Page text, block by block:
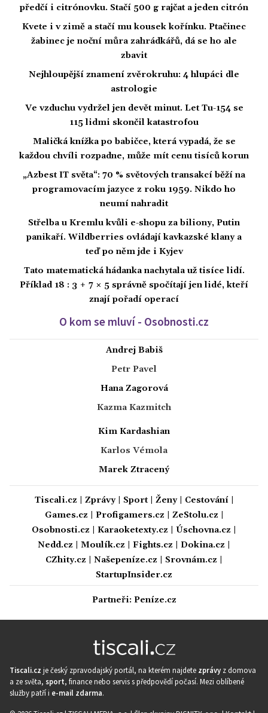
předčí i citrónovku. Stačí 500 g rajčat a jeden citrón
Kvete i v zimě a stačí mu kousek kořínku. Ptačinec
žabinec je noční můra zahrádkářů, dá se ho ale
zbavit
Nejhloupější znamení zvěrokruhu: 4 hlupáci dle
astrologie
Ve vzduchu vydržel jen devět minut. Let Tu-154 se
115 lidmi skončil katastrofou
Maličká knížka po babičce, která vypadá, že se
každou chvíli rozpadne, může mít cenu tisíců korun
„Azbest IT světa“: 70 % světových transakcí běží na
programovacím jazyce z roku 1959. Nikdo ho
neumí nahradit
Střelba u Kremlu kvůli e-shopu za biliony, Putin
panikaří. Wildberries ovládají kavkazské klany a
teď po něm jde i Kyjev
Tato matematická hádanka nachytala už tisíce lidí.
Příklad 18 : 3 + 7 × 5 správně spočítají jen lidé, kteří
znají pořadí operací
O kom se mluví - Osobnosti.cz
Andrej Babiš
Petr Pavel
Hana Zagorová
Kazma Kazmitch
Kim Kardashian
Karlos Vémola
Marek Ztracený
Tiscali.cz Zprávy| Sport| Ženy| Cestování|
Games.cz
Profigamers.cz ZeStolu.cz
Osobnosti.cz
Karaoketexty.cz Úschovna.cz
Nedd.cz
Moulík.cz Fights.cz Dokina.cz
CZhity.cz
Našepeníze.cz Srovnám.cz
StartupInsider.cz
Partneři: Peníze.cz
Tiscali.cz je český zpravodajský portál, na kterém najdete zprávy z domova
a ze světa, sport, finance nebo servis s předpovědí počasí. Mezi oblíbené
služby patří i e-mail zdarma.